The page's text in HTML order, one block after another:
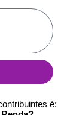
é: